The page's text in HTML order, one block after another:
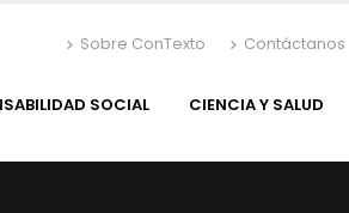
Sobre ConTexto Contáctanos
SOCIAL CIENCIA Y SALUD